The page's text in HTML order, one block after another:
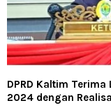
DPRD Kaltim
2024 dengan